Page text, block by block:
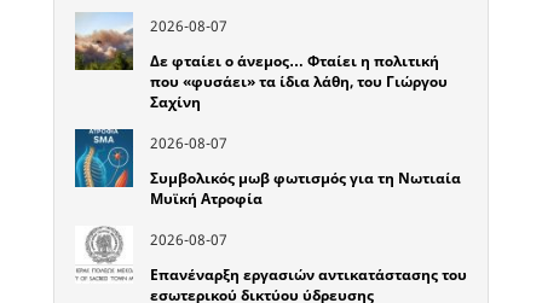
2026-08-07
Δε φταίει ο άνεμος… Φταίει η πολιτική
που «φυσάει» τα ίδια λάθη, του Γιώργου
Σαχίνη
2026-08-07
Συμβολικός μωβ φωτισμός για τη Νωτιαία
Μυϊκή Ατροφία
2026-08-07
Επανέναρξη εργασιών αντικατάστασης του
εσωτερικού δικτύου ύδρευσης